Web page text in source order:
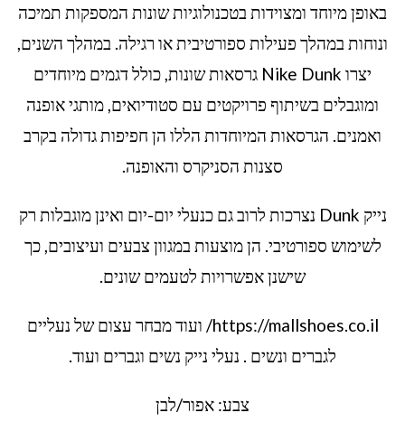
באופן מיוחד ומצוידות בטכנולוגיות שונות המספקות תמיכה
ונוחות במהלך פעילות ספורטיבית או רגילה. במהלך השנים,
יצרו Nike Dunk גרסאות שונות, כולל דגמים מיוחדים
ומוגבלים בשיתוף פרויקטים עם סטודיואים, מותגי אופנה
ואמנים. הגרסאות המיוחדות הללו הן חפיפות גדולה בקרב
סצנות הסניקרס והאופנה.
נייק Dunk נצרכות לרוב גם כנעלי יום-יום ואינן מוגבלות רק
לשימוש ספורטיבי. הן מוצעות במגוון צבעים ועיצובים, כך
שישנן אפשרויות לטעמים שונים.
https://mallshoes.co.il/ ועוד מבחר עצום של נעליים
לגברים ונשים . נעלי נייק נשים וגברים ועוד.
צבע: אפור/לבן